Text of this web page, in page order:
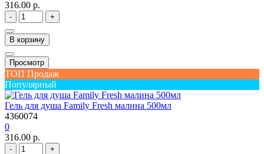
316.00 р.
- +
В корзину
Просмотр
ТОП Продаж
Популярный
Гель для душа Family Fresh малина 500мл
4360074
0
316.00 р.
- +